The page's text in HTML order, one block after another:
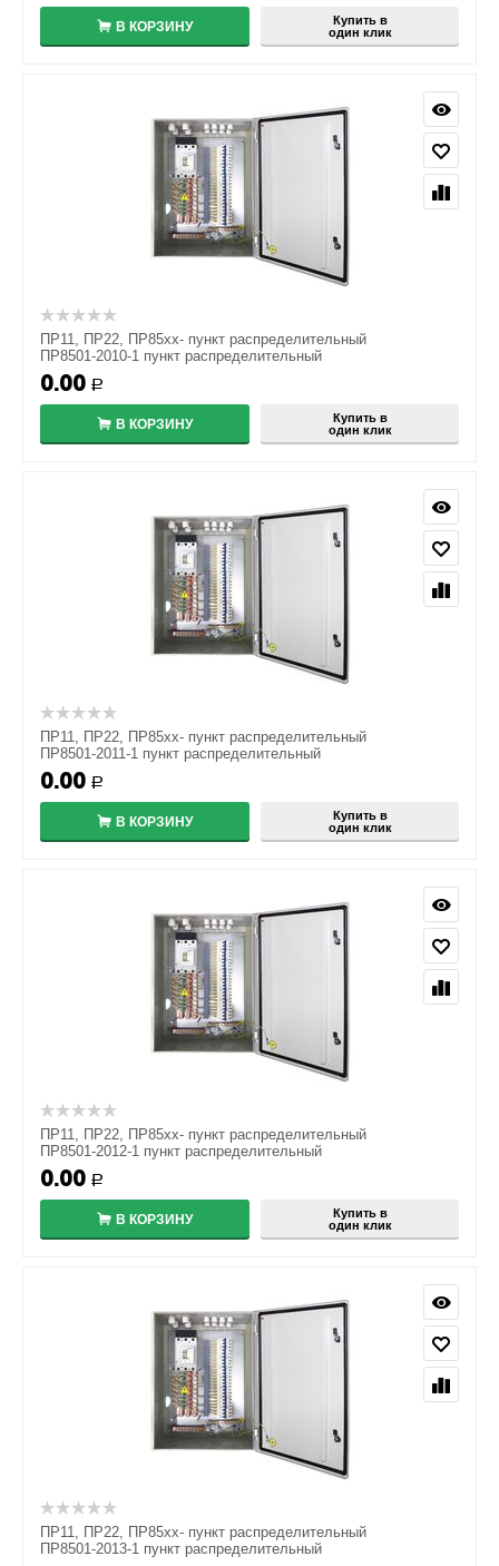
В КОРЗИНУ
Купить в
один клик
ПР11, ПР22, ПР85хх- пункт распределительный
ПР8501-2010-1 пункт распределительный
0.00 Р
В КОРЗИНУ
Купить в
один клик
ПР11, ПР22, ПР85хх- пункт распределительный
ПР8501-2011-1 пункт распределительный
0.00 Р
В КОРЗИНУ
Купить в
один клик
ПР11, ПР22, ПР85хх- пункт распределительный
ПР8501-2012-1 пункт распределительный
0.00 Р
В КОРЗИНУ
Купить в
один клик
ПР11, ПР22, ПР85хх- пункт распределительный
ПР8501-2013-1 пункт распределительный